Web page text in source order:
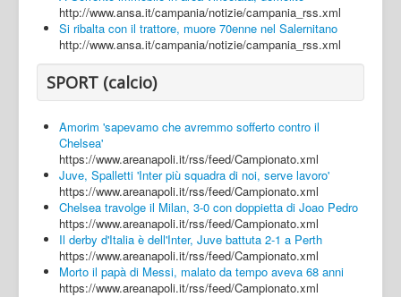
http://www.ansa.it/campania/notizie/campania_rss.xml
Si ribalta con il trattore, muore 70enne nel Salernitano
http://www.ansa.it/campania/notizie/campania_rss.xml
SPORT (calcio)
Amorim 'sapevamo che avremmo sofferto contro il
Chelsea'
https://www.areanapoli.it/rss/feed/Campionato.xml
Juve, Spalletti 'Inter più squadra di noi, serve lavoro'
https://www.areanapoli.it/rss/feed/Campionato.xml
Chelsea travolge il Milan, 3-0 con doppietta di Joao Pedro
https://www.areanapoli.it/rss/feed/Campionato.xml
Il derby d'Italia è dell'Inter, Juve battuta 2-1 a Perth
https://www.areanapoli.it/rss/feed/Campionato.xml
Morto il papà di Messi, malato da tempo aveva 68 anni
https://www.areanapoli.it/rss/feed/Campionato.xml